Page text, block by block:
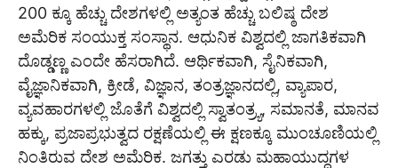
200 ಕ್ಕೂ ಹೆಚ್ಚು ದೇಶಗಳಲ್ಲಿ ಅತ್ಯಂತ ಹೆಚ್ಚು ಬಲಿಷ್ಠ ದೇಶ
ಅಮೆರಿಕ ಸಂಯುಕ್ತ ಸಂಸ್ಥಾನ. ಆಧುನಿಕ ವಿಶ್ವದಲ್ಲಿ ಜಾಗತಿಕವಾಗಿ
ದೊಡ್ಡಣ್ಣ ಎಂದೇ ಹೆಸರಾಗಿದೆ. ಆರ್ಥಿಕವಾಗಿ, ಸೈನಿಕವಾಗಿ,
ವೈಜ್ಞಾನಿಕವಾಗಿ, ಕ್ರೀಡೆ, ವಿಜ್ಞಾನ, ತಂತ್ರಜ್ಞಾನದಲ್ಲಿ, ವ್ಯಾಪಾರ,
ವ್ಯವಹಾರಗಳಲ್ಲಿ ಜೊತೆಗೆ ವಿಶ್ವದಲ್ಲಿ ಸ್ವಾತಂತ್ರ್ಯ, ಸಮಾನತೆ, ಮಾನವ
ಹಕ್ಕು, ಪ್ರಜಾಪ್ರಭುತ್ವದ ರಕ್ಷಣೆಯಲ್ಲಿ ಈ ಕ್ಷಣಕ್ಕೂ ಮುಂಚೂಣಿಯಲ್ಲಿ
ನಿಂತಿರುವ ದೇಶ ಅಮೆರಿಕ. ಜಗತ್ತು ಎರಡು ಮಹಾಯುದ್ಧಗಳ